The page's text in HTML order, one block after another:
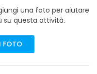
una foto per aiutare
su questa attività.
FOTO